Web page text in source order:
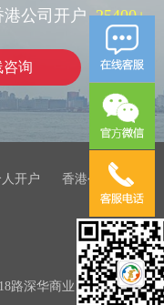
港公司开户 25400+
咨询
开户
香港公司注册
路深华商业